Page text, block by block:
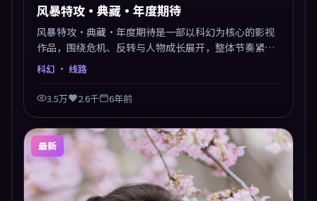
风暴特攻·典藏·年度期待
风暴特攻·典藏·年度期待是一部以科幻为核心的影视
作品，围绕危机、反转与人物成长展开，整体节奏紧
凑，值得推荐观看。
科幻 · 线路
3.5万 2.6千 6年前
最新